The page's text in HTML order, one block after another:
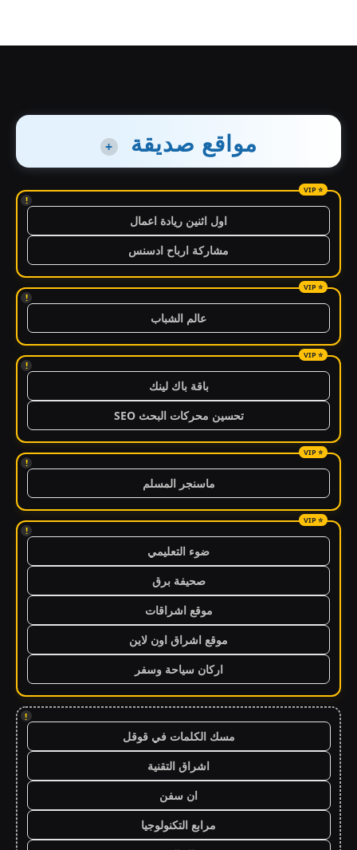
مواقع صديقة +
!
اول اثنين ريادة اعمال
مشاركة ارباح ادسنس
!
عالم الشباب
!
باقة باك لينك
تحسين محركات البحث SEO
!
ماسنجر المسلم
!
ضوء التعليمي
صحيفة برق
موقع اشراقات
موقع اشراق اون لاين
اركان سياحة وسفر
!
مسك الكلمات في قوقل
اشراق التقنية
ان سفن
مرابع التكنولوجيا